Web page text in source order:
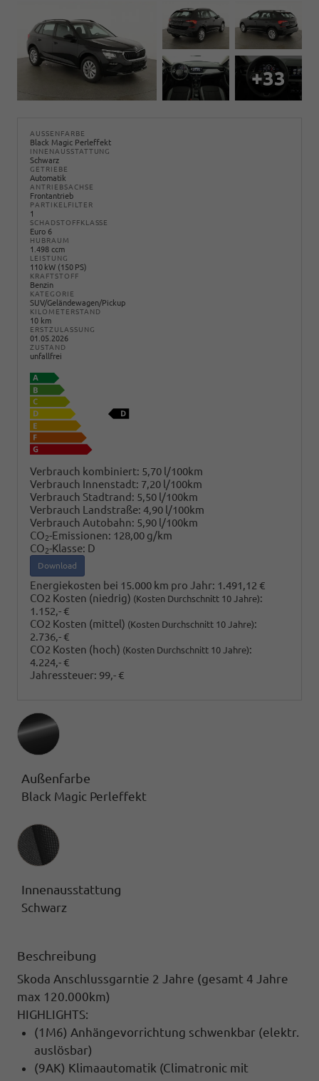
+33
AUSSENFARBE
Black Magic Perleffekt
INNENAUSSTATTUNG
Schwarz
GETRIEBE
Automatik
ANTRIEBSACHSE
Frontantrieb
PARTIKELFILTER
1
SCHADSTOFFKLASSE
Euro 6
HUBRAUM
1.498 ccm
LEISTUNG
110 kW (150 PS)
KRAFTSTOFF
Benzin
KATEGORIE
SUV/Geländewagen/Pickup
KILOMETERSTAND
10 km
ERSTZULASSUNG
01.05.2026
ZUSTAND
unfallfrei
Verbrauch kombiniert: 5,70 l/100km
Verbrauch Innenstadt: 7,20 l/100km
Verbrauch Stadtrand: 5,50 l/100km
Verbrauch Landstraße: 4,90 l/100km
Verbrauch Autobahn: 5,90 l/100km
CO2-Emissionen: 128,00 g/km
CO2-Klasse: D
Download
Energiekosten bei 15.000 km pro Jahr: 1.491,12 €
CO2 Kosten (niedrig) (Kosten Durchschnitt 10 Jahre):
1.152,- €
CO2 Kosten (mittel) (Kosten Durchschnitt 10 Jahre):
2.736,- €
CO2 Kosten (hoch) (Kosten Durchschnitt 10 Jahre):
4.224,- €
Jahressteuer: 99,- €
Außenfarbe
Black Magic Perleffekt
Innenausstattung
Innenausstattung
Schwarz
Beschreibung
Skoda Anschlussgarntie 2 Jahre (gesamt 4 Jahre
max 120.000km)
HIGHLIGHTS:
(1M6) Anhängevorrichtung schwenkbar (elektr.
auslösbar)
(9AK) Klimaautomatik (Climatronic mit